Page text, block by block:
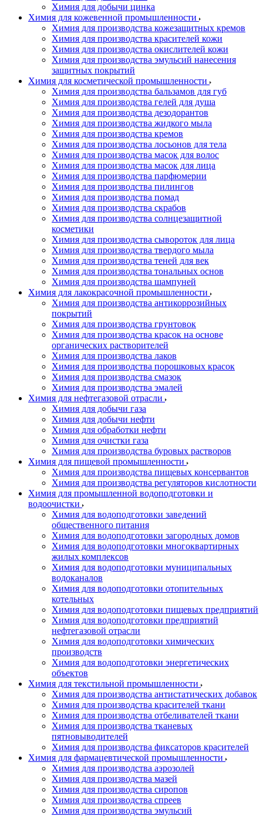
Химия для добычи цинка
Химия для кожевенной промышленности
Химия для производства кожезащитных кремов
Химия для производства красителей кожи
Химия для производства окислителей кожи
Химия для производства эмульсий нанесения
защитных покрытий
Химия для косметической промышленности
Химия для производства бальзамов для губ
Химия для производства гелей для душа
Химия для производства дезодорантов
Химия для производства жидкого мыла
Химия для производства кремов
Химия для производства лосьонов для тела
Химия для производства масок для волос
Химия для производства масок для лица
Химия для производства парфюмерии
Химия для производства пилингов
Химия для производства помад
Химия для производства скрабов
Химия для производства солнцезащитной
косметики
Химия для производства сывороток для лица
Химия для производства твердого мыла
Химия для производства теней для век
Химия для производства тональных основ
Химия для производства шампуней
Химия для лакокрасочной промышленности
Химия для производства антикоррозийных
покрытий
Химия для производства грунтовок
Химия для производства красок на основе
органических растворителей
Химия для производства лаков
Химия для производства порошковых красок
Химия для производства смазок
Химия для производства эмалей
Химия для нефтегазовой отрасли
Химия для добычи газа
Химия для добычи нефти
Химия для обработки нефти
Химия для очистки газа
Химия для производства буровых растворов
Химия для пищевой промышленности
Химия для производства пищевых консервантов
Химия для производства регуляторов кислотности
Химия для промышленной водоподготовки и
водоочистки
Химия для водоподготовки заведений
общественного питания
Химия для водоподготовки загородных домов
Химия для водоподготовки многоквартирных
жилых комплексов
Химия для водоподготовки муниципальных
водоканалов
Химия для водоподготовки отопительных
котельных
Химия для водоподготовки пищевых предприятий
Химия для водоподготовки предприятий
нефтегазовой отрасли
Химия для водоподготовки химических
производств
Химия для водоподготовки энергетических
объектов
Химия для текстильной промышленности
Химия для производства антистатических добавок
Химия для производства красителей ткани
Химия для производства отбеливателей ткани
Химия для производства тканевых
пятновыводителей
Химия для производства фиксаторов красителей
Химия для фармацевтической промышленности
Химия для производства аэрозолей
Химия для производства мазей
Химия для производства сиропов
Химия для производства спреев
Химия для производства эмульсий